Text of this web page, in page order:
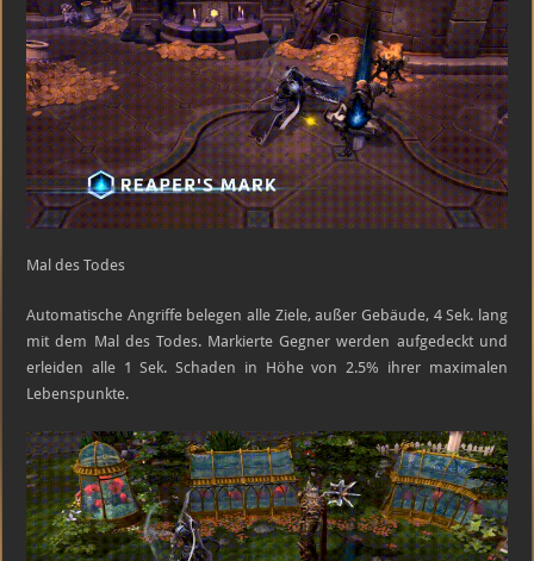
Mal des Todes
Automatische Angriffe belegen alle Ziele, außer Gebäude, 4 Sek. lang
mit dem Mal des Todes. Markierte Gegner werden aufgedeckt und
erleiden alle 1 Sek. Schaden in Höhe von 2.5% ihrer maximalen
Lebenspunkte.